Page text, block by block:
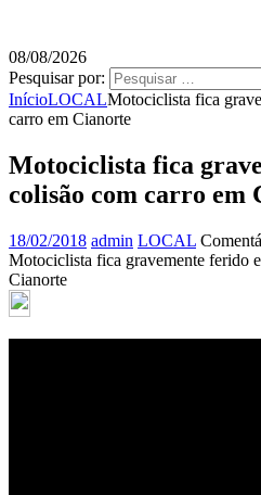
08/08/2026
Pesquisar por:
InícioLOCALMotociclista fica
carro em Cianorte
Motociclista fica
colisão com carro em
18/02/2018 admin LOCAL
Motociclista fica gravemente ferido
Cianorte